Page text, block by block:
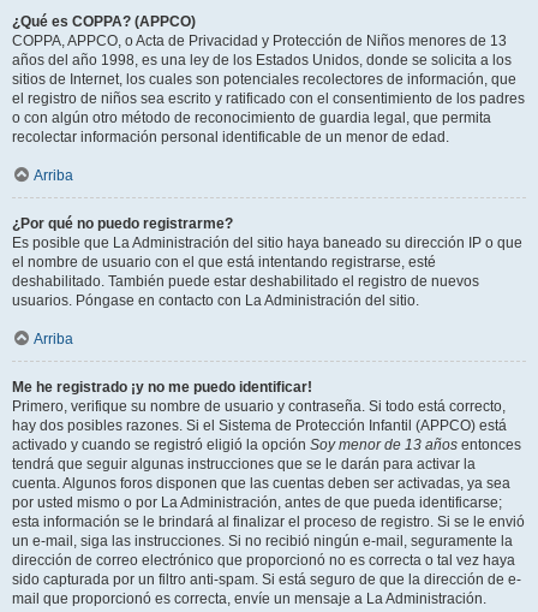
¿Qué es COPPA? (APPCO)
COPPA, APPCO, o Acta de Privacidad y Protección de Niños menores de 13
años del año 1998, es una ley de los Estados Unidos, donde se solicita a los
sitios de Internet, los cuales son potenciales recolectores de información, que
el registro de niños sea escrito y ratificado con el consentimiento de los padres
o con algún otro método de reconocimiento de guardia legal, que permita
recolectar información personal identificable de un menor de edad.
Arriba
¿Por qué no puedo registrarme?
Es posible que La Administración del sitio haya baneado su dirección IP o que
el nombre de usuario con el que está intentando registrarse, esté
deshabilitado. También puede estar deshabilitado el registro de nuevos
usuarios. Póngase en contacto con La Administración del sitio.
Arriba
Me he registrado ¡y no me puedo identificar!
Primero, verifique su nombre de usuario y contraseña. Si todo está correcto,
hay dos posibles razones. Si el Sistema de Protección Infantil (APPCO) está
activado y cuando se registró eligió la opción Soy menor de 13 años entonces
tendrá que seguir algunas instrucciones que se le darán para activar la
cuenta. Algunos foros disponen que las cuentas deben ser activadas, ya sea
por usted mismo o por La Administración, antes de que pueda identificarse;
esta información se le brindará al finalizar el proceso de registro. Si se le envió
un e-mail, siga las instrucciones. Si no recibió ningún e-mail, seguramente la
dirección de correo electrónico que proporcionó no es correcta o tal vez haya
sido capturada por un filtro anti-spam. Si está seguro de que la dirección de e-
mail que proporcionó es correcta, envíe un mensaje a La Administración.